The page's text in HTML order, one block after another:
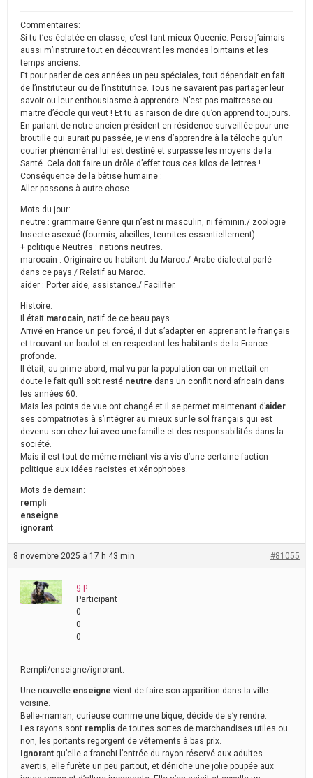
Commentaires:
Si tu t’es éclatée en classe, c’est tant mieux Queenie. Perso j’aimais
aussi m’instruire tout en découvrant les mondes lointains et les
temps anciens.
Et pour parler de ces années un peu spéciales, tout dépendait en fait
de l’instituteur ou de l’institutrice. Tous ne savaient pas partager leur
savoir ou leur enthousiasme à apprendre. N’est pas maitresse ou
maitre d’école qui veut ! Et tu as raison de dire qu’on apprend toujours.
En parlant de notre ancien président en résidence surveillée pour une
broutille qui aurait pu passée, je viens d’apprendre à la téloche qu’un
courier phénoménal lui est destiné et surpasse les moyens de la
Santé. Cela doit faire un drôle d’effet tous ces kilos de lettres !
Conséquence de la bêtise humaine :
Aller passons à autre chose …
Mots du jour:
neutre : grammaire Genre qui n’est ni masculin, ni féminin./ zoologie
Insecte asexué (fourmis, abeilles, termites essentiellement)
+ politique Neutres : nations neutres.
marocain : Originaire ou habitant du Maroc./ Arabe dialectal parlé
dans ce pays./ Relatif au Maroc.
aider : Porter aide, assistance./ Faciliter.
Histoire:
Il était marocain, natif de ce beau pays.
Arrivé en France un peu forcé, il dut s’adapter en apprenant le français
et trouvant un boulot et en respectant les habitants de la France
profonde.
Il était, au prime abord, mal vu par la population car on mettait en
doute le fait qu’il soit resté neutre dans un conflit nord africain dans
les années 60.
Mais les points de vue ont changé et il se permet maintenant d’aider
ses compatriotes à s’intégrer au mieux sur le sol français qui est
devenu son chez lui avec une famille et des responsabilités dans la
société.
Mais il est tout de même méfiant vis à vis d’une certaine faction
politique aux idées racistes et xénophobes.
Mots de demain:
rempli
enseigne
ignorant
8 novembre 2025 à 17 h 43 min #81055
g.p
Participant
0
0
0
Rempli/enseigne/ignorant.
Une nouvelle enseigne vient de faire son apparition dans la ville
voisine.
Belle-maman, curieuse comme une bique, décide de s’y rendre.
Les rayons sont remplis de toutes sortes de marchandises utiles ou
non, les portants regorgent de vêtements à bas prix.
Ignorant qu’elle a franchi l’entrée du rayon réservé aux adultes
avertis, elle furète un peu partout, et déniche une jolie poupée aux